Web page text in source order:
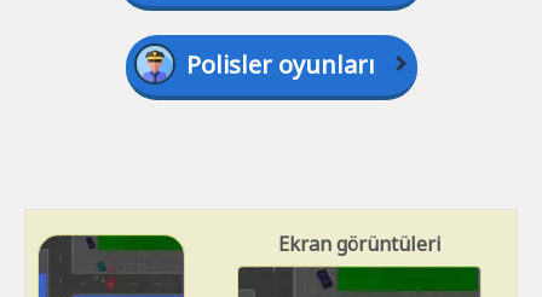
Polisler oyunları
Ekran görüntüleri